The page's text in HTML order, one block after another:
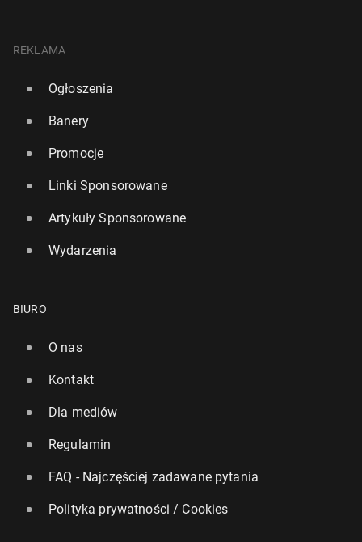
REKLAMA
Ogłoszenia
Banery
Promocje
Linki Sponsorowane
Artykuły Sponsorowane
Wydarzenia
BIURO
O nas
Kontakt
Dla mediów
Regulamin
FAQ - Najczęściej zadawane pytania
Polityka prywatności / Cookies